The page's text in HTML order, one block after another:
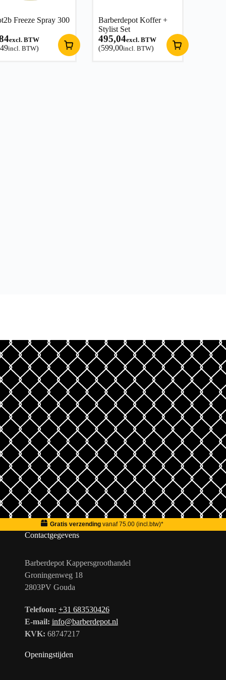
Freeze Spray 300
excl. BTW
incl. BTW)
Barberdepot Koffer +
Stylist Set
495,04excl. BTW
(599,00incl. BTW)
Gratis verzendingvanaf 75.00 (incl.btw)*
Contactgegevens
Barberdepot Kappersgroothandel
Groningenweg 18
2803PV Gouda
Telefoon: +31 683530426
E-mail: info@barberdepot.nl
KVK: 68747217
Openingstijden